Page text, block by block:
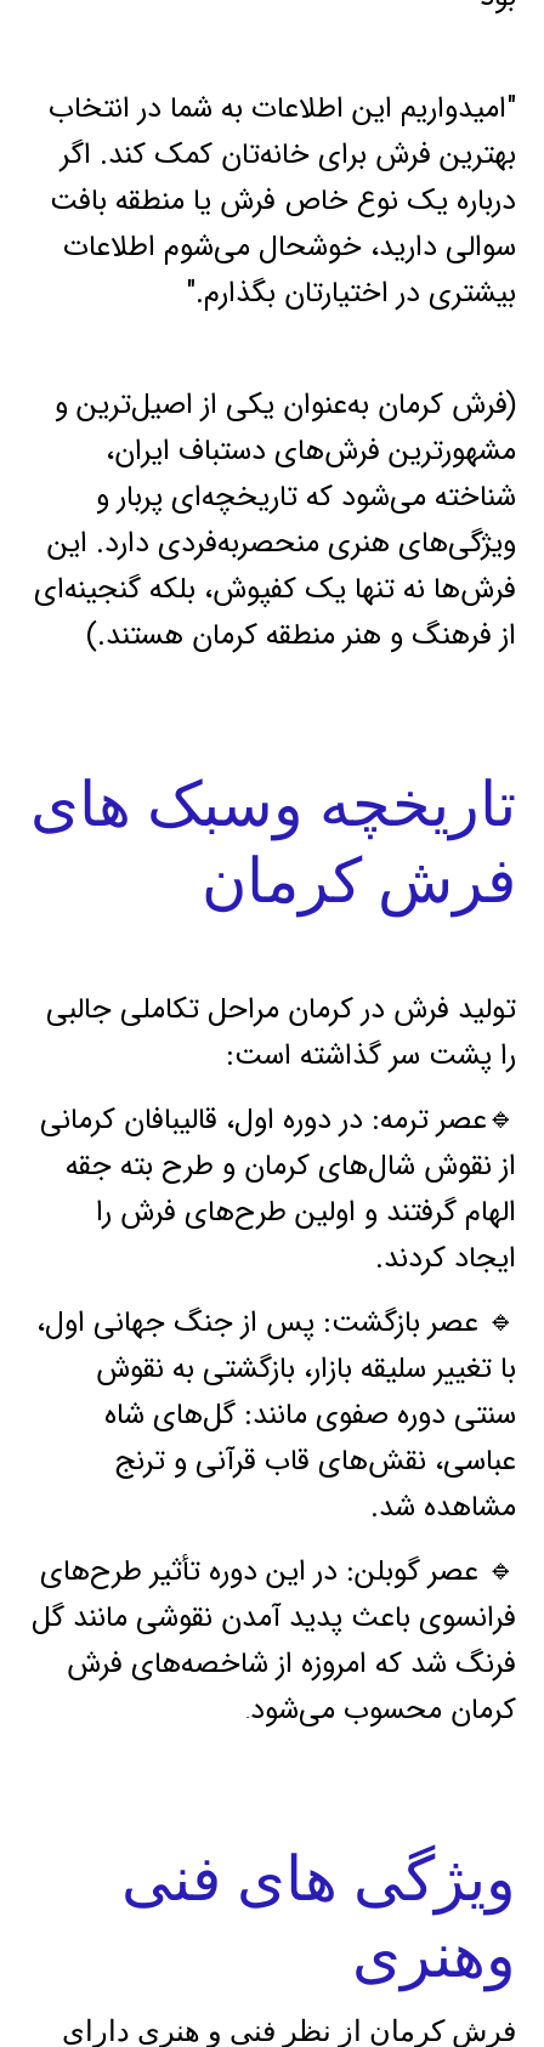
"امیدواریم این اطلاعات به شما در انتخاب
بهترین فرش برای خانه‌تان کمک کند. اگر
درباره یک نوع خاص فرش یا منطقه بافت
سوالی دارید، خوشحال می‌شوم اطلاعات
بیشتری در اختیارتان بگذارم."
(فرش کرمان به‌عنوان یکی از اصیل‌ترین و
مشهورترین فرش‌های دستباف ایران،
شناخته می‌شود که تاریخچه‌ای پربار و
ویژگی‌های هنری منحصربه‌فردی دارد. این
فرش‌ها نه تنها یک کفپوش، بلکه گنجینه‌ای
از فرهنگ و هنر منطقه کرمان هستند.)
تاریخچه وسبک های
فرش کرمان
تولید فرش در کرمان مراحل تکاملی جالبی
را پشت سر گذاشته است:
🔹عصر ترمه: در دوره اول، قالیبافان کرمانی
از نقوش شال‌های کرمان و طرح بته جقه
الهام گرفتند و اولین طرح‌های فرش را
ایجاد کردند.
🔹 عصر بازگشت: پس از جنگ جهانی اول،
با تغییر سلیقه بازار، بازگشتی به نقوش
سنتی دوره صفوی مانند: گل‌های شاه
عباسی، نقش‌های قاب قرآنی و ترنج
مشاهده شد.
🔹 عصر گوبلن: در این دوره تأثیر طرح‌های
فرانسوی باعث پدید آمدن نقوشی مانند گل
فرنگ شد که امروزه از شاخصه‌های فرش
کرمان محسوب می‌شود.
ویژگی های فنی
وهنری
فرش کرمان از نظر فنی و هنری دارای